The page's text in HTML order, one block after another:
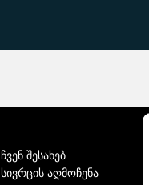
ჩვენ შესახებ
სივრცის აღმოჩენა